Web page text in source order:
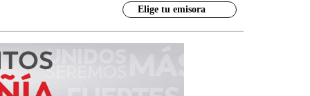
Elige tu emisora